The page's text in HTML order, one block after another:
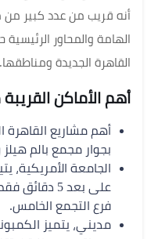
أنه قريب من عدد كبير من
الهامة والمحاور
القاهرة الجديدة ومناطقها.
أهم الأماكن
أهم مشاريع القاهرة
بجوار مجمع بالم
الجامعة الأمريكية،
على بعد 5
فرع التجمع الخامس.
مديني، يتميز